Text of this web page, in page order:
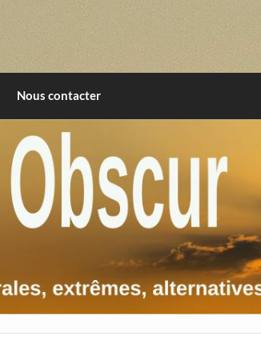
Nous contacter